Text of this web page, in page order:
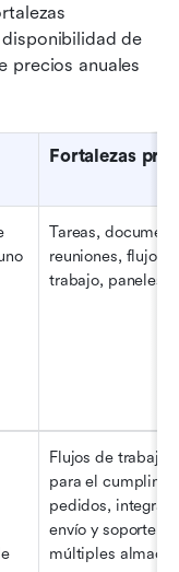
de
precios anuales
Fortalezas
Tareas,
reuniones, flujos
trabajo, paneles
Flujos de trabajo
para el
pedidos,
envío y soporte
múltiples